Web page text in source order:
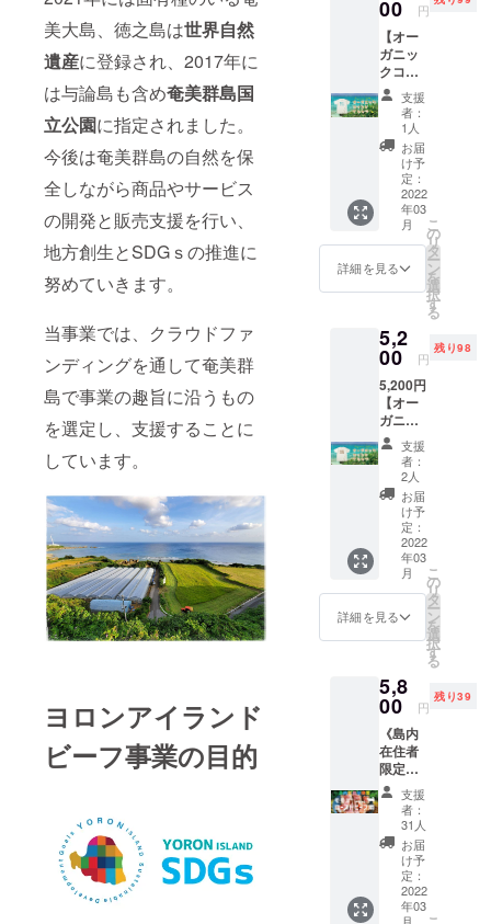
美大島、徳之島は世界自然
遺産に登録され、2017年に
は与論島も含め奄美群島国
立公園に指定されました。
今後は奄美群島の自然を保
全しながら商品やサービス
の開発と販売支援を行い、
地方創生とSDGｓの推進に
努めていきます。
当事業では、クラウドファ
ンディングを通して奄美群
島で事業の趣旨に沿うもの
を選定し、支援することに
しています。
ヨロンアイランド
ビーフ事業の目的
手刷り
商品の
ため多
少のか
すれが
ある場
合がご
ざいま
す。
がござ
いま
す。 ※
手刷り
商品の
ため多
少のか
すれが
ある場
合がご
ざいま
す。
00 円
【オー
ガニッ
クコッ
トンT
シャ
ツ】 ヨ
ロンア
イラン
ドビー
フ ［オ
リジナ
ルTシャ
ツ］ ボ
ディ
色：ナ
チュラ
ズ＜
S/M/L＞
【お礼
の手
紙】 ※
デザイ
ンは若
干の変
更があ
る場合
がござ
いま
す。 ※
手刷り
商品の
ため多
少のか
ざいま
す。
支援
者：
1人
お届
け予
定：
2022
年03
月
詳細を見る
こ
の
リ
タ
ー
ン
を
選
択
す
る
5,2
00 円
残り98
5,200円
【オー
ガニッ
クコッ
トンT
シャ
ツ】 ヨ
ロンア
イラン
ドビー
フ ［オ
リジナ
ルTシャ
ツ］ ボ
ディ
色：ナ
ル ロゴ
カ
ラー：
ブラウ
ン サイ
ズ＜
S/M/L＞
【お礼
の手
紙】 ※
デザイ
ンは若
干の変
更があ
支援
者：
2人
お届
け予
定：
2022
年03
月
詳細を見る
こ
の
リ
タ
ー
ン
を
選
択
す
る
5,8
00 円
残り39
《島内
在住者
限定》
ヨロン
島育ち
の黒毛
和牛
【ロー
スト
ビーフ
用精肉
支援
者：
31人
お届
け予
定：
2022
年03
月